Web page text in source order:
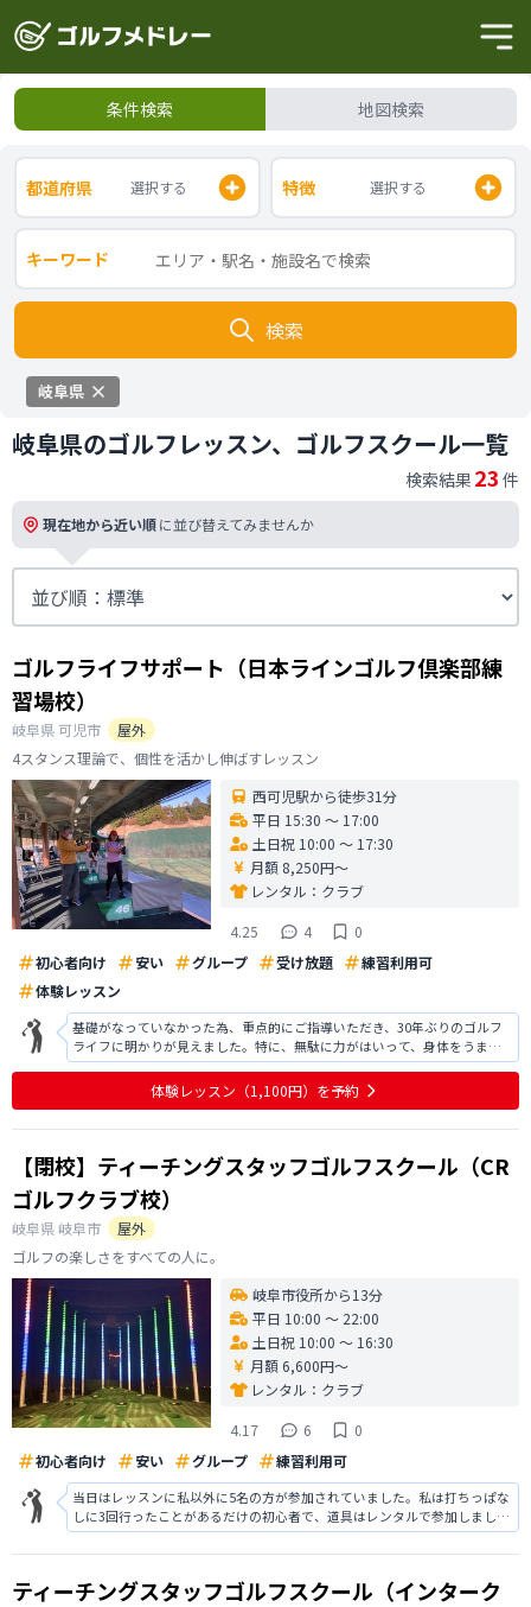
条件検索 地図検索
都道府県 選択する 特徴 選択する
キーワード
検索
岐阜県
岐阜県のゴルフレッスン、ゴルフスクール一覧
検索結果 23 件
現在地から近い順に並び替えてみませんか
ゴルフライフサポート（日本ラインゴルフ倶楽部練
習場校）
岐阜県 可児市
屋外
4スタンス理論で、個性を活かし伸ばすレッスン
西可児駅から徒歩31分
平日 15:30 〜 17:00
土日祝 10:00 〜 17:30
月額 8,250円〜
レンタル： クラブ
4.25
4
0
初心者向け
安い グループ 受け放題
練習利用可
体験レッスン
基礎がなっていなかった為、重点的にご指導いただき、30年ぶりのゴルフ
ライフに明かりが見えました。特に、無駄に力がはいって、身体をうまく
使っていなかった点も理解できましたが、習得までにはより練習が必要か
と思っています。もっと早く、レッスンを受けていればと悔いています。と
りあえず、コ－スでも力が入らない
体験レッスン （1,100円） を予約
【閉校】ティーチングスタッフゴルフスクール（CR
ゴルフクラブ校）
岐阜県 岐阜市
屋外
ゴルフの楽しさをすべての人に。
岐阜市役所から13分
平日 10:00 〜 22:00
土日祝 10:00 〜 16:30
月額 6,600円〜
レンタル： クラブ
4.17
6
0
初心者向け
安い グループ 練習利用可
当日はレッスンに私以外に5名の方が参加されていました。私は打ちっぱな
しに3回行ったことがあるだけの初心者で、道具はレンタルで参加しまし
た。まずフォームの確認や、おすすめのクラブセットなど丁寧に教えてい
ただき、大変助かりました。 教え方が分かりやすく、雰囲気は和やかで良
ティーチングスタッフゴルフスクール（インターク